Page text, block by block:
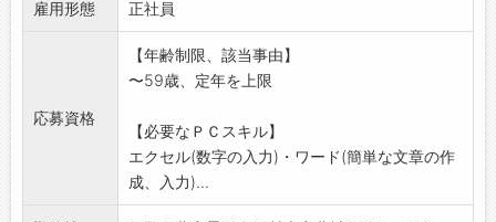
清掃の指示、仕上がりチェック、シフト作成等
【仕事の変更範囲:変更なし】
雇用形態 正社員
応募資格
【年齢制限、該当事由】
〜59歳、定年を上限
【必要なＰＣスキル】
エクセル(数字の入力)・ワード(簡単な文章の作
成、入力)...